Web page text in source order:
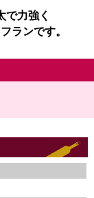
で力強く
ランです。